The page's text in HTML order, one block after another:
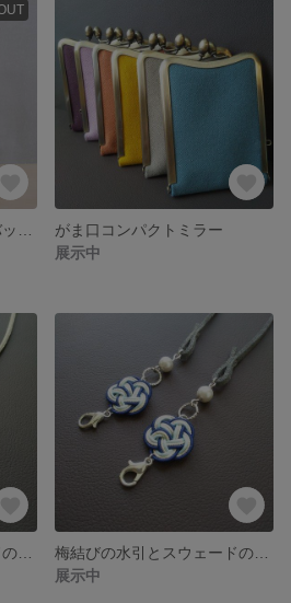
がま口コンパクトミラー
展示中
展示中